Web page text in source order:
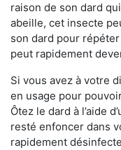
raison de son dard
abeille, cet insecte
son dard pour
peut rapidement
Si vous avez à votre
en usage pour
Ôtez le dard à l’aide
resté enfoncer dans
rapidement